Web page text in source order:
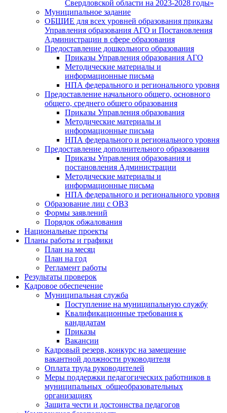
Свердловской области на 2023-2028 годы»
Муниципальное задание
ОБЩИЕ для всех уровней образования приказы
Управления образования АГО и Постановления
Администрации в сфере образования
Предоставление дошкольного образования
Приказы Управления образования АГО
Методические материалы и
информационные письма
НПА федерального и регионального уровня
Предоставление начального общего, основного
общего, среднего общего образования
Приказы Управления образования
Методические материалы и
информационные письма
НПА федерального и регионального уровня
Предоставление дополнительного образования
Приказы Управления образования и
постановления Администрации
Методические материалы и
информационные письма
НПА федерального и регионального уровня
Образование лиц с ОВЗ
Формы заявлений
Порядок обжалования
Национальные проекты
Планы работы и графики
План на месяц
План на год
Регламент работы
Результаты проверок
Кадровое обеспечение
Муниципальная служба
Поступление на муниципальную службу
Квалификационные требования к
кандидатам
Приказы
Вакансии
Кадровый резерв, конкурс на замещение
вакантной должности руководителя
Оплата труда руководителей
Меры поддержки педагогических работников в
муниципальных общеобразовательных
организациях
Защита чести и достоинства педагогов